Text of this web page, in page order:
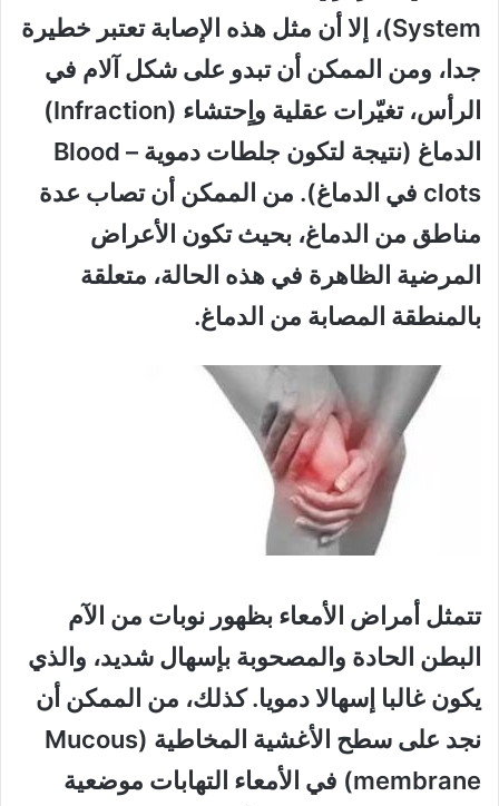
System)، إلا أن مثل هذه الإصابة تعتبر خطيرة
جدا، ومن الممكن أن تبدو على شكل آلام في
الرأس، تغيّرات عقلية واٍحتشاء (Infraction)
الدماغ (نتيجة لتكون جلطات دموية – Blood
clots في الدماغ). من الممكن أن تصاب عدة
مناطق من الدماغ، بحيث تكون الأعراض
المرضية الظاهرة في هذه الحالة، متعلقة
بالمنطقة المصابة من الدماغ.
تتمثل أمراض الأمعاء بظهور نوبات من الآم
البطن الحادة والمصحوبة بإسهال شديد، والذي
يكون غالبا إسهالا دمويا. كذلك، من الممكن أن
نجد على سطح الأغشية المخاطية (Mucous
membrane) في الأمعاء التهابات موضعية